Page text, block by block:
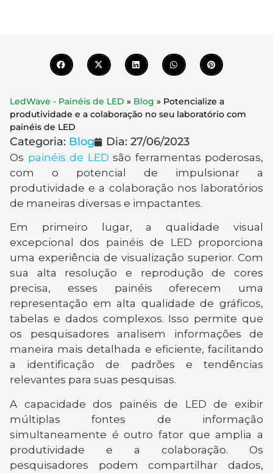
LedWave - Painéis de LED » Blog » Potencialize a
produtividade e a colaboração no seu laboratório com
painéis de LED
Categoria: Blog Dia: 27/06/2023
Os painéis de LED são ferramentas poderosas,
com o potencial de impulsionar a
produtividade e a colaboração nos laboratórios
de maneiras diversas e impactantes.
Em primeiro lugar, a qualidade visual
excepcional dos painéis de LED proporciona
uma experiência de visualização superior. Com
sua alta resolução e reprodução de cores
precisa, esses painéis oferecem uma
representação em alta qualidade de gráficos,
tabelas e dados complexos. Isso permite que
os pesquisadores analisem informações de
maneira mais detalhada e eficiente, facilitando
a identificação de padrões e tendências
relevantes para suas pesquisas.
A capacidade dos painéis de LED de exibir
múltiplas fontes de informação
simultaneamente é outro fator que amplia a
produtividade e a colaboração. Os
pesquisadores podem compartilhar dados,